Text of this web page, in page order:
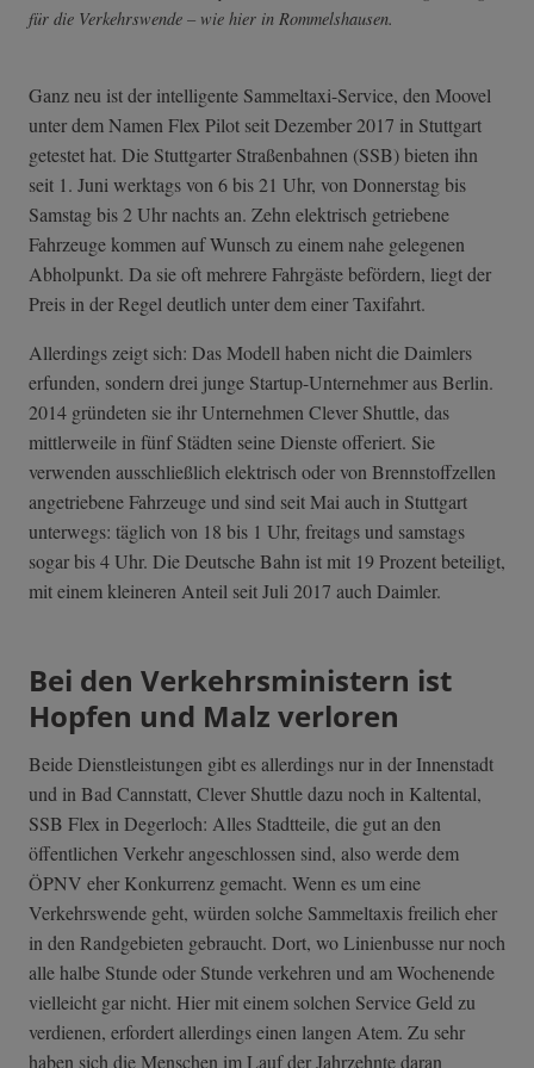
für die Verkehrswende – wie hier in Rommelshausen.
Ganz neu ist der intelligente Sammeltaxi-Service, den Moovel
unter dem Namen Flex Pilot seit Dezember 2017 in Stuttgart
getestet hat. Die Stuttgarter Straßenbahnen (SSB) bieten ihn
seit 1. Juni werktags von 6 bis 21 Uhr, von Donnerstag bis
Samstag bis 2 Uhr nachts an. Zehn elektrisch getriebene
Fahrzeuge kommen auf Wunsch zu einem nahe gelegenen
Abholpunkt. Da sie oft mehrere Fahrgäste befördern, liegt der
Preis in der Regel deutlich unter dem einer Taxifahrt.
Allerdings zeigt sich: Das Modell haben nicht die Daimlers
erfunden, sondern drei junge Startup-Unternehmer aus Berlin.
2014 gründeten sie ihr Unternehmen Clever Shuttle, das
mittlerweile in fünf Städten seine Dienste offeriert. Sie
verwenden ausschließlich elektrisch oder von Brennstoffzellen
angetriebene Fahrzeuge und sind seit Mai auch in Stuttgart
unterwegs: täglich von 18 bis 1 Uhr, freitags und samstags
sogar bis 4 Uhr. Die Deutsche Bahn ist mit 19 Prozent beteiligt,
mit einem kleineren Anteil seit Juli 2017 auch Daimler.
Bei den Verkehrsministern ist
Hopfen und Malz verloren
Beide Dienstleistungen gibt es allerdings nur in der Innenstadt
und in Bad Cannstatt, Clever Shuttle dazu noch in Kaltental,
SSB Flex in Degerloch: Alles Stadtteile, die gut an den
öffentlichen Verkehr angeschlossen sind, also werde dem
ÖPNV eher Konkurrenz gemacht. Wenn es um eine
Verkehrswende geht, würden solche Sammeltaxis freilich eher
in den Randgebieten gebraucht. Dort, wo Linienbusse nur noch
alle halbe Stunde oder Stunde verkehren und am Wochenende
vielleicht gar nicht. Hier mit einem solchen Service Geld zu
verdienen, erfordert allerdings einen langen Atem. Zu sehr
haben sich die Menschen im Lauf der Jahrzehnte daran